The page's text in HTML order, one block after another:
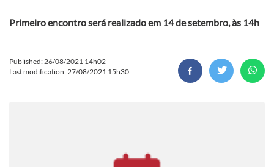
Primeiro encontro será realizado em 14 de setembro, às 14h
Published: 26/08/2021 14h02
Last modification: 27/08/2021 15h30